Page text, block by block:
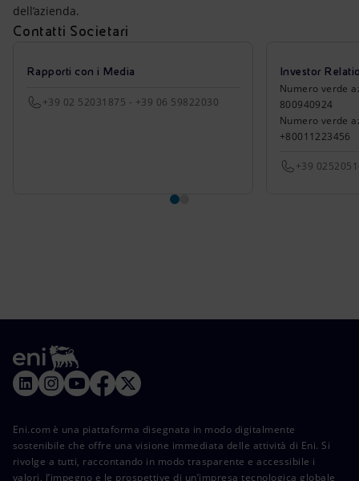
dell’azienda.
Contatti Societari
Rapporti con i Media
+39 02 52031875 - +39 06 59822030
Investor
Numero verde
800940924
Numero verde
+80011223456
+39
Eni.com è una piattaforma disegnata in modo digitalmente
sostenibile che offre una visione immediata delle attività di Eni. Si
rivolge a tutti, raccontando in modo trasparente e accessibile i
valori, l’impegno e le prospettive di un’impresa tecnologica globale